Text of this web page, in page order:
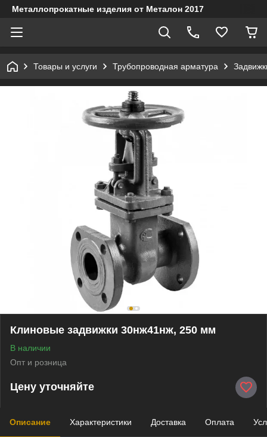
Металлопрокатные изделия от Металон 2017
Товары и услуги Трубопроводная арматура
Клиновые задвижки 30нж41нж, 250 мм
В наличии
Опт и розница
Цену уточняйте
Описание Характеристики Доставка Оплата